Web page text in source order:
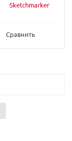
Sketchmarker
Сравнить